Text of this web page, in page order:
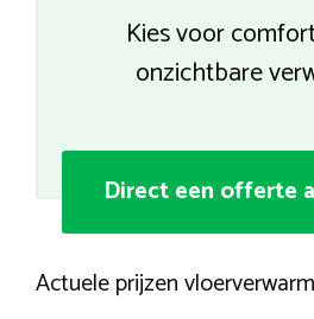
Kies voor
onzichtbare
Direct een offerte
Actuele prijzen